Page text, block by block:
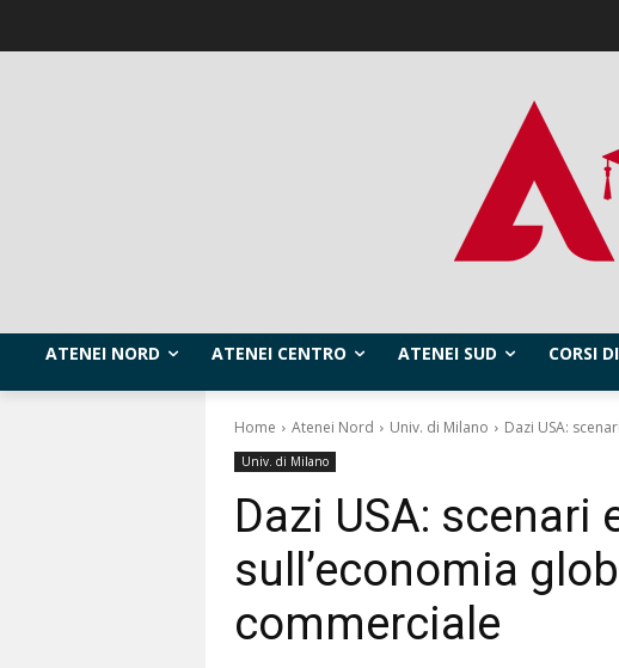
ATENEI NORD ATENEI CENTRO ATENEI SUD CORSI
Home Atenei Nord Univ. di Milano Dazi USA:
Univ. di Milano
Dazi USA: scenari
sull’economia
commerciale